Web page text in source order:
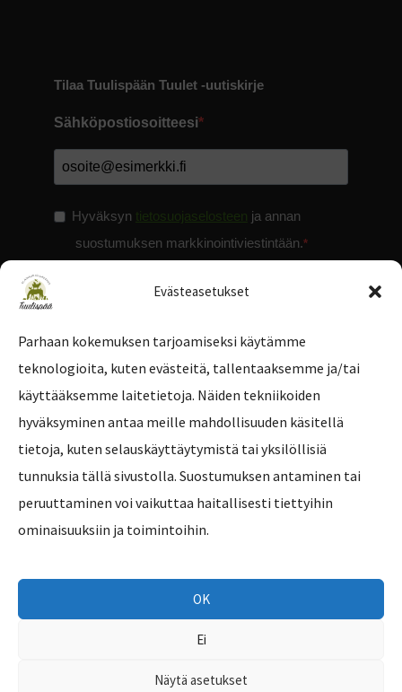
Evästeasetukset
Parhaan kokemuksen tarjoamiseksi käytämme
teknologioita, kuten evästeitä, tallentaaksemme ja/tai
käyttääksemme laitetietoja. Näiden tekniikoiden
hyväksyminen antaa meille mahdollisuuden käsitellä
tietoja, kuten selauskäyttäytymistä tai yksilöllisiä
tunnuksia tällä sivustolla. Suostumuksen antaminen tai
peruuttaminen voi vaikuttaa haitallisesti tiettyihin
ominaisuuksiin ja toimintoihin.
OK
Ei
Näytä asetukset
Tilaa Tuulispään Tuulet -uutiskirje
Sähköpostiosoitteesi
Hyväksyn tietosuojaselosteen ja annan
suostumuksen markkinointiviestintään.
Tilaa uutiskirje
Copyright © 2026 Eläinsuojelukeskus Tuulispää